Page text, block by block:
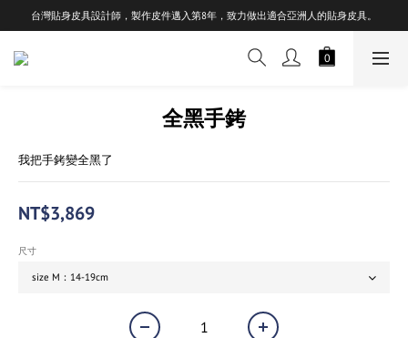
台灣貼身皮具設計師，製作皮件邁入第8年，致力做出適合亞洲人的貼身皮具。
全黑手銬
我把手銬變全黑了
NT$3,869
尺寸